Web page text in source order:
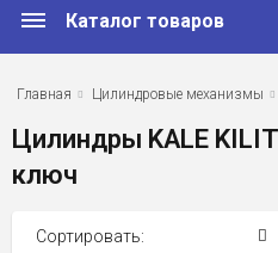
Каталог товаров
Главная Цилиндровые механизмы
Цилиндры KALE
ключ
Сортировать: